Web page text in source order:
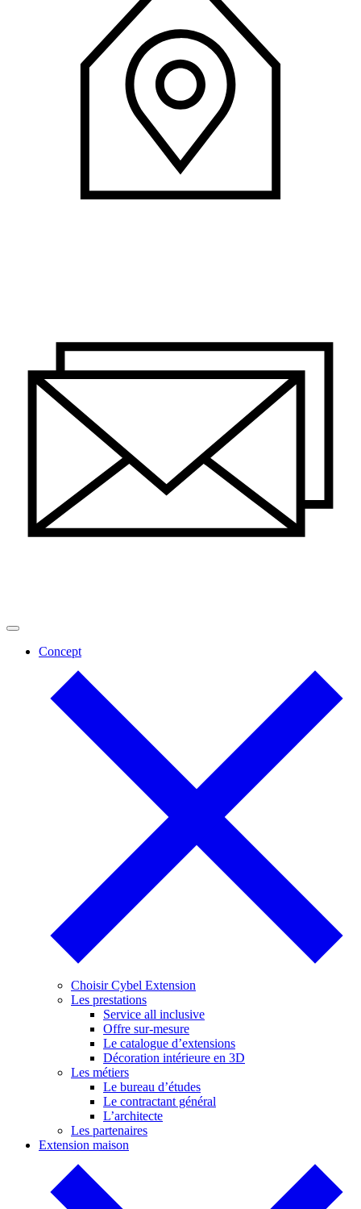
Concept
Choisir Cybel Extension
Les prestations
Service all inclusive
Offre sur-mesure
Le catalogue d’extensions
Décoration intérieure en 3D
Les métiers
Le bureau d’études
Le contractant général
L’architecte
Les partenaires
Extension maison